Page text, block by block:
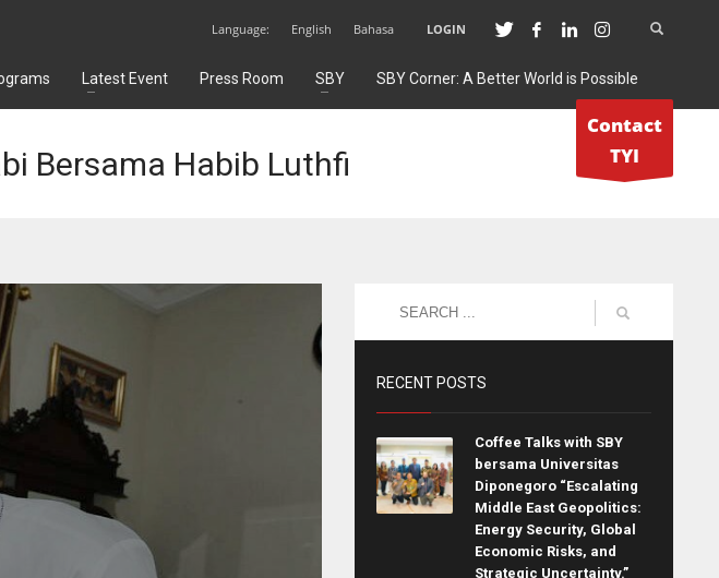
Language: English Bahasa LOGIN
Latest Event Press Room SBY SBY Corner: A Better World is Possible
Contact
TYI
Bersama Habib Luthfi
RECENT POSTS
Coffee Talks with SBY
bersama Universitas
Diponegoro “Escalating
Middle East Geopolitics:
Energy Security, Global
Economic Risks, and
Strategic Uncertainty.”